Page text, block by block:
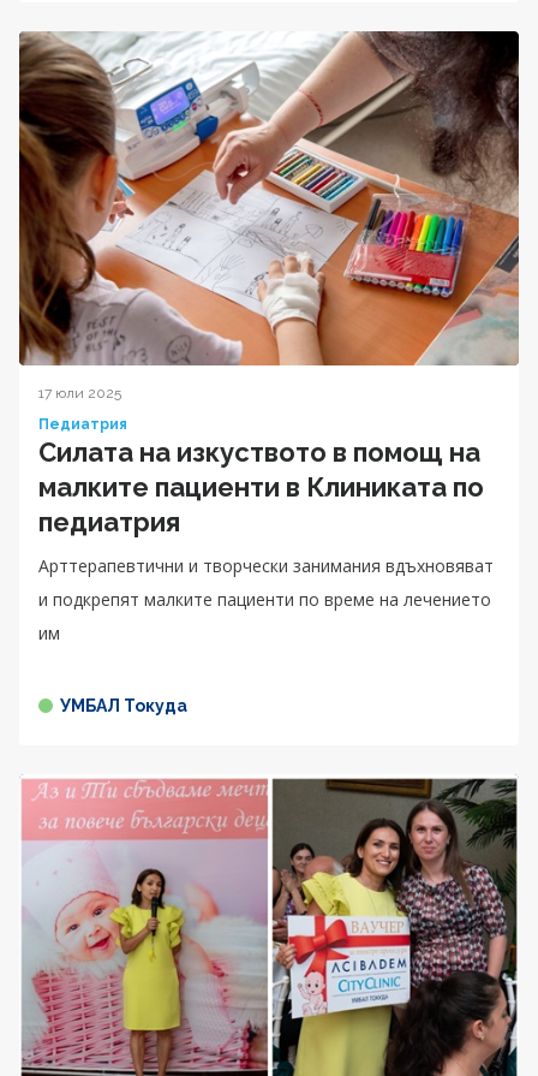
17 юли 2025
Педиатрия
Силата на изкуството в помощ на
малките пациенти в Клиниката по
педиатрия
Арттерапевтични и творчески занимания вдъхновяват
и подкрепят малките пациенти по време на лечението
им
УМБАЛ Токуда